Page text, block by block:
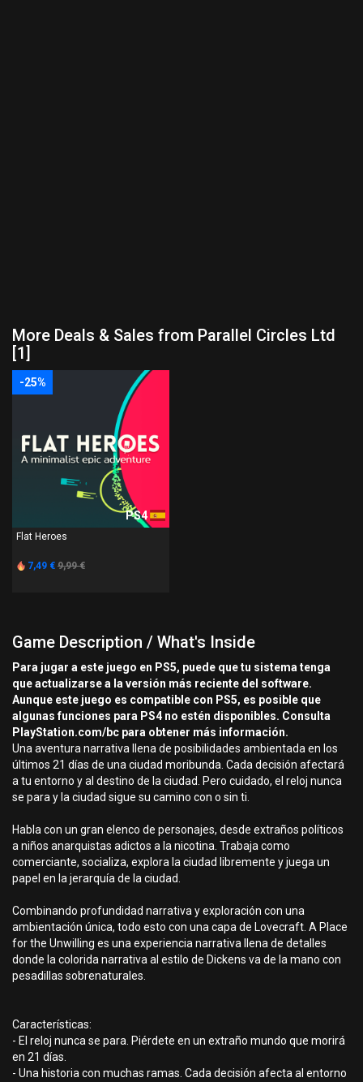
More Deals & Sales from Parallel Circles Ltd
[1]
-25%
PS4
Flat Heroes
7,49 € 9,99 €
Game Description / What's Inside
Para jugar a este juego en PS5, puede que tu sistema tenga
que actualizarse a la versión más reciente del software.
Aunque este juego es compatible con PS5, es posible que
algunas funciones para PS4 no estén disponibles. Consulta
PlayStation.com/bc para obtener más información.
Una aventura narrativa llena de posibilidades ambientada en los
últimos 21 días de una ciudad moribunda. Cada decisión afectará
a tu entorno y al destino de la ciudad. Pero cuidado, el reloj nunca
se para y la ciudad sigue su camino con o sin ti.
Habla con un gran elenco de personajes, desde extraños políticos
a niños anarquistas adictos a la nicotina. Trabaja como
comerciante, socializa, explora la ciudad libremente y juega un
papel en la jerarquía de la ciudad.
Combinando profundidad narrativa y exploración con una
ambientación única, todo esto con una capa de Lovecraft. A Place
for the Unwilling es una experiencia narrativa llena de detalles
donde la colorida narrativa al estilo de Dickens va de la mano con
pesadillas sobrenaturales.
Características:
- El reloj nunca se para. Piérdete en un extraño mundo que morirá
en 21 días.
- Una historia con muchas ramas. Cada decisión afecta al entorno